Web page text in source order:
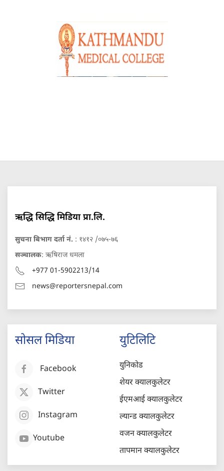
ऋद्धि सिद्धि मिडिया प्रा.लि.
सुचना बिभाग दर्ता नं. : १४१२ /०७५-७६
सञ्चालक: ऋषिराज धमला
+977 01-5902213/14
news@reportersnepal.com
सोसल मिडिया
Facebook
Twitter
Instagram
Youtube
युटिलिटि
युनिकोड
शेयर क्यालकुलेटर
ईएमआई क्यालकुलेटर
ल्यान्ड क्यालकुलेटर
वजन क्यालकुलेटर
तापमान क्यालकुलेटर